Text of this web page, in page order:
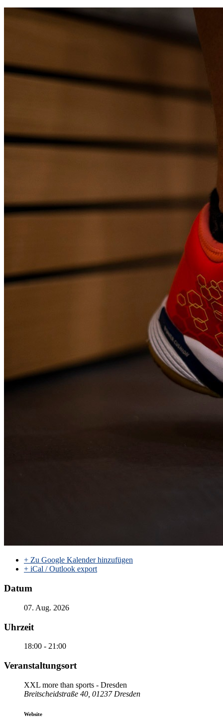
+ Zu Google Kalender hinzufügen
+ iCal / Outlook export
Datum
07. Aug. 2026
Uhrzeit
18:00 - 21:00
Veranstaltungsort
XXL more than sports - Dresden
Breitscheidstraße 40, 01237 Dresden
Website